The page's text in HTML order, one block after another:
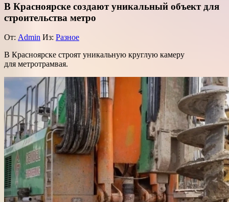
В Красноярске создают уникальный объект для
строительства метро
От: Admin Из: Разное
В Красноярске строят уникальную круглую камеру
для метротрамвая.